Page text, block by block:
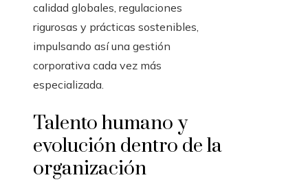
calidad globales, regulaciones
rigurosas y prácticas sostenibles,
impulsando así una gestión
corporativa cada vez más
especializada.
Talento humano y
evolución dentro de la
organización